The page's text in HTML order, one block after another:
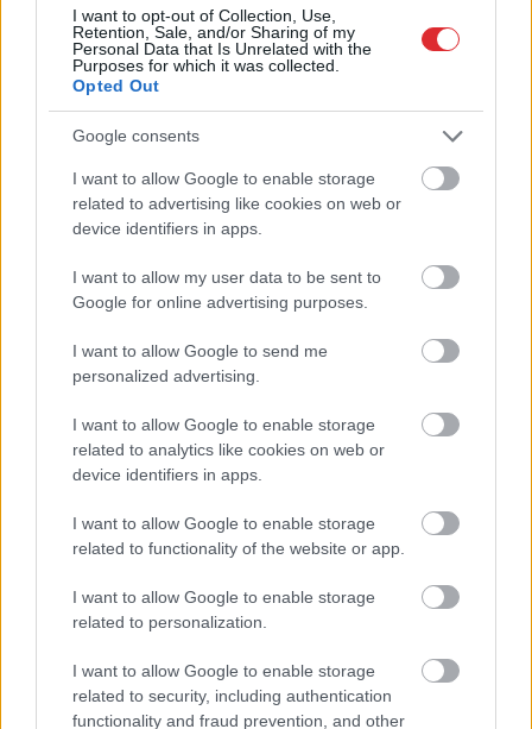
I want to opt-out of Collection, Use,
Retention, Sale, and/or Sharing of my
Personal Data that Is Unrelated with the
Purposes for which it was collected.
Opted Out
Google consents
I want to allow Google to enable storage
related to advertising like cookies on web or
device identifiers in apps.
I want to allow my user data to be sent to
Google for online advertising purposes.
I want to allow Google to send me
personalized advertising.
I want to allow Google to enable storage
related to analytics like cookies on web or
device identifiers in apps.
I want to allow Google to enable storage
related to functionality of the website or app.
I want to allow Google to enable storage
related to personalization.
I want to allow Google to enable storage
related to security, including authentication
functionality and fraud prevention, and other
Ceļmalāieraudzīji zirņu
lauku – vai drīkst ieiet un
salasīt kādu saujiņu
ēšanai?
arī tagad vajag!”
Astroloģe izceļ 3
Atcelt Ziņot